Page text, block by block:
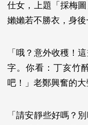
仕女，上題「採梅
嬾嬾若不勝衣，身
「哦？意外收穫！
字。你看：丁亥竹
吧！」老鄭興奮的
「請安靜些好嗎？